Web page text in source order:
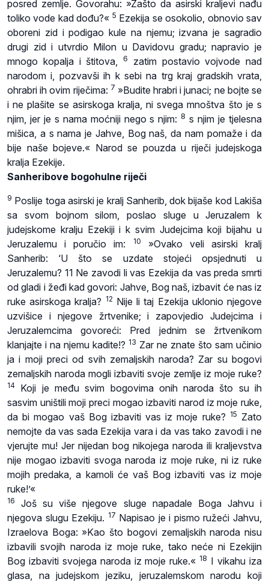
posred zemlje. Govorahu: »Zašto da asirski kraljevi nađu
toliko vode kad dođu?« 5 Ezekija se osokolio, obnovio sav
oboreni zid i podigao kule na njemu; izvana je sagradio
drugi zid i utvrdio Milon u Davidovu gradu; napravio je
mnogo kopalja i štitova,
6
zatim postavio vojvode nad
narodom i, pozvavši ih k sebi na trg kraj gradskih vrata,
ohrabri ih ovim riječima: 7 »Budite hrabri i junaci; ne bojte se
i ne plašite se asirskoga kralja, ni svega mnoštva što je s
njim, jer je s nama moćniji nego s njim: 8 s njim je tjelesna
mišica, a s nama je Jahve, Bog naš, da nam pomaže i da
bije naše bojeve.« Narod se pouzda u riječi judejskoga
kralja Ezekije.
Sanheribove bogohulne riječi
9 Poslije toga asirski je kralj Sanherib, dok bijaše kod Lakiša
sa svom bojnom silom, poslao sluge u Jeruzalem k
judejskome kralju Ezekiji i k svim Judejcima koji bijahu u
Jeruzalemu i poručio im:
10
»Ovako veli asirski kralj
Sanherib: ‘U što se uzdate stojeći opsjednuti u
Jeruzalemu? 11 Ne zavodi li vas Ezekija da vas preda smrti
od gladi i žeđi kad govori: Jahve, Bog naš, izbavit će nas iz
ruke asirskoga kralja? 12 Nije li taj Ezekija uklonio njegove
uzvišice i njegove žrtvenike; i zapovjedio Judejcima i
Jeruzalemcima govoreći: Pred jednim se žrtvenikom
klanjajte i na njemu kadite!? 13 Zar ne znate što sam učinio
ja i moji preci od svih zemaljskih naroda? Zar su bogovi
zemaljskih naroda mogli izbaviti svoje zemlje iz moje ruke?
14
Koji je među svim bogovima onih naroda što su ih
sasvim uništili moji preci mogao izbaviti narod iz moje ruke,
da bi mogao vaš Bog izbaviti vas iz moje ruke? 15 Zato
nemojte da vas sada Ezekija vara i da vas tako zavodi i ne
vjerujte mu! Jer nijedan bog nikojega naroda ili kraljevstva
nije mogao izbaviti svoga naroda iz moje ruke, ni iz ruke
mojih predaka, a kamoli će vaš Bog izbaviti vas iz moje
ruke!’«
16
Još su više njegove sluge napadale Boga Jahvu i
njegova slugu Ezekiju. 17 Napisao je i pismo ružeći Jahvu,
Izraelova Boga: »Kao što bogovi zemaljskih naroda nisu
izbavili svojih naroda iz moje ruke, tako neće ni Ezekijin
Bog izbaviti svojega naroda iz moje ruke.« 18 I vikahu iza
glasa, na judejskom jeziku, jeruzalemskom narodu koji